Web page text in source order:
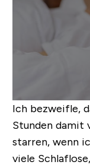
Ich bezweifle,
Stunden damit
starren, wenn
viele